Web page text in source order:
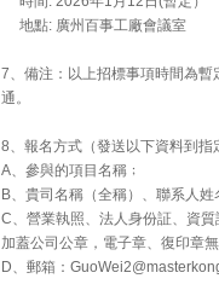
地點: 廣州百事工廠會議室
7、備注：以上招標事項時間為
通。
8、報名方式（發送以下資料到指
A、參與的項目名稱﹔
B、貴司名稱（全稱）、聯系人
C、營業執照、法人身份証、資
加蓋公司公章，電子章、復印章
D、郵箱：